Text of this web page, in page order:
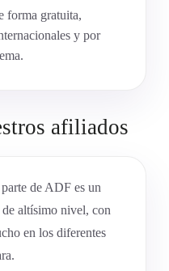
forma gratuita,
y por
afiliados
de ADF es un
de altísimo nivel, con
en los diferentes